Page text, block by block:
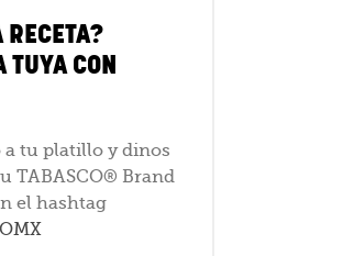
RECETA?
TUYA CON
a tu platillo y dinos
TABASCO® Brand
el hashtag